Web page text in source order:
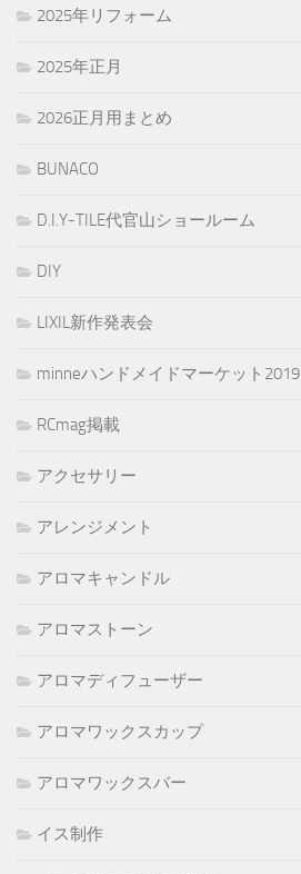
2025年リフォーム
2025年正月
2026正月用まとめ
BUNACO
D.I.Y-TILE代官山ショールーム
DIY
LIXIL新作発表会
minneハンドメイドマーケット2019
RCmag掲載
アクセサリー
アレンジメント
アロマキャンドル
アロマストーン
アロマディフューザー
アロマワックスカップ
アロマワックスバー
イス制作